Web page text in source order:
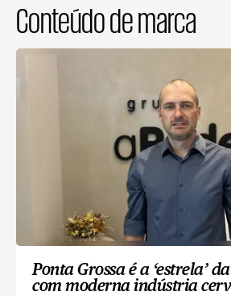
Conteúdo de marca
Ponta Grossa é a ‘estrela’
com moderna indústria